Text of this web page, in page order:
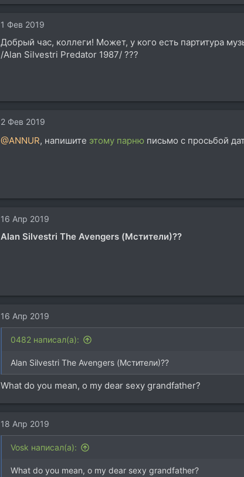
1 Фев 2019
Добрый час, коллеги! Может, у кого есть партитура
/Alan Silvestri Predator 1987/ ???
2 Фев 2019
@ANNUR, напишите этому парню письмо с просьбой
16 Апр 2019
Alan Silvestri The Avengers (Мстители)??
16 Апр 2019
0482 написал(а):
Alan Silvestri The Avengers (Мстители)??
What do you mean, o my dear sexy grandfather?
18 Апр 2019
Vosk написал(а):
What do you mean, o my dear sexy grandfather?